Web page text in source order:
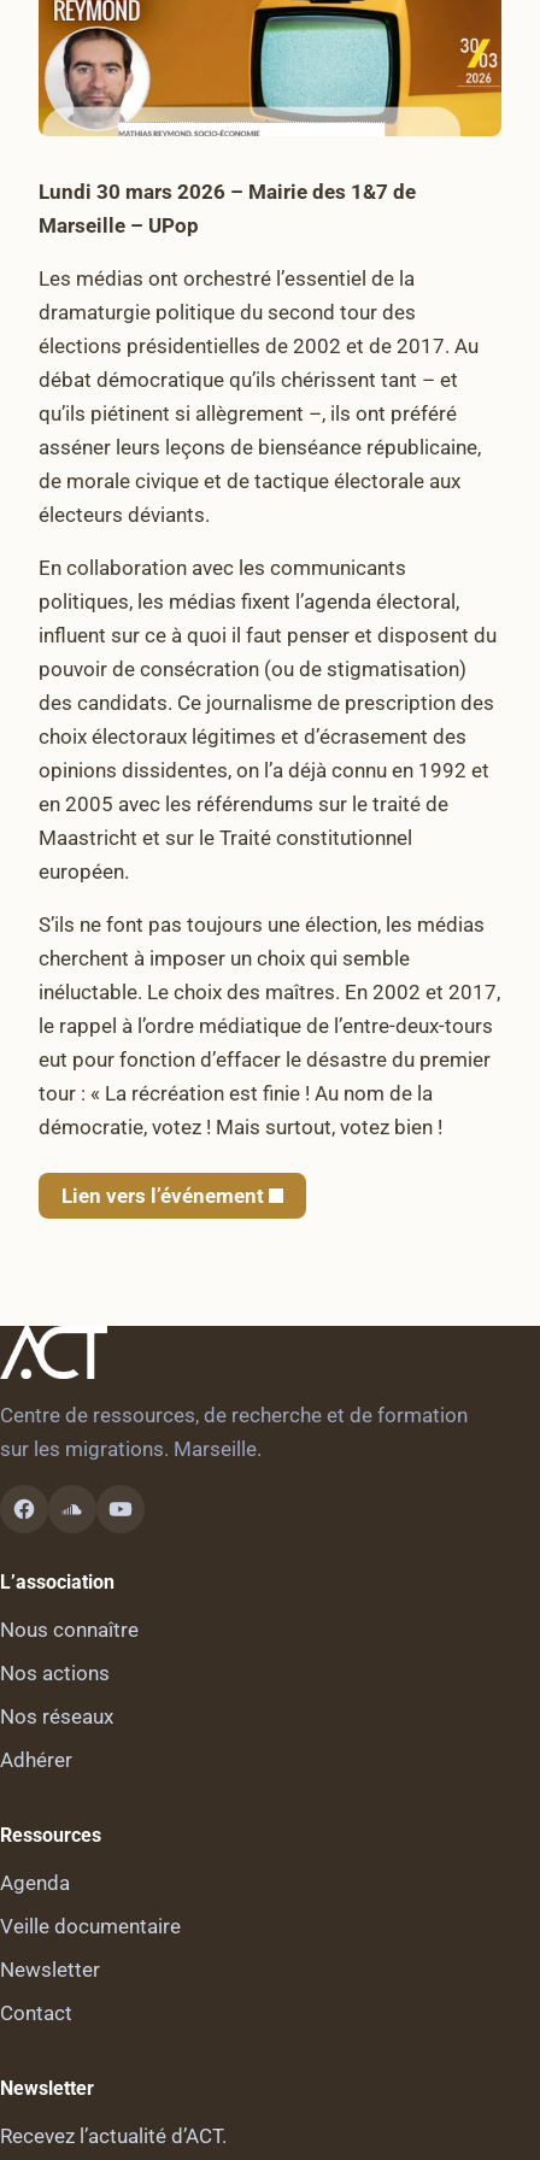
Lundi 30 mars 2026 – Mairie des 1&7 de
Marseille – UPop
Les médias ont orchestré l’essentiel de la
dramaturgie politique du second tour des
élections présidentielles de 2002 et de 2017. Au
débat démocratique qu’ils chérissent tant – et
qu’ils piétinent si allègrement –, ils ont préféré
asséner leurs leçons de bienséance républicaine,
de morale civique et de tactique électorale aux
électeurs déviants.
En collaboration avec les communicants
politiques, les médias fixent l’agenda électoral,
influent sur ce à quoi il faut penser et disposent du
pouvoir de consécration (ou de stigmatisation)
des candidats. Ce journalisme de prescription des
choix électoraux légitimes et d’écrasement des
opinions dissidentes, on l’a déjà connu en 1992 et
en 2005 avec les référendums sur le traité de
Maastricht et sur le Traité constitutionnel
européen.
S’ils ne font pas toujours une élection, les médias
cherchent à imposer un choix qui semble
inéluctable. Le choix des maîtres. En 2002 et 2017,
le rappel à l’ordre médiatique de l’entre-deux-tours
eut pour fonction d’effacer le désastre du premier
tour : « La récréation est finie ! Au nom de la
démocratie, votez ! Mais surtout, votez bien !
Lien vers l’événement
Centre de ressources, de recherche et de formation
sur les migrations. Marseille.
L’association
Nous connaître
Nos actions
Nos réseaux
Adhérer
Ressources
Agenda
Veille documentaire
Newsletter
Contact
Newsletter
Recevez l’actualité d’ACT.